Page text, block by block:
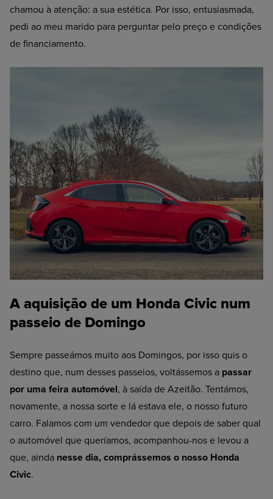
chamou à atenção: a sua estética. Por isso, entusiasmada,
pedi ao meu marido para perguntar pelo preço e condições
de financiamento.
A aquisição de um Honda Civic num
passeio de Domingo
Sempre passeámos muito aos Domingos, por isso quis o
destino que, num desses passeios, voltássemos a passar
por uma feira automóvel, à saída de Azeitão. Tentámos,
novamente, a nossa sorte e lá estava ele, o nosso futuro
carro. Falamos com um vendedor que depois de saber qual
o automóvel que queríamos, acompanhou-nos e levou a
que, ainda nesse dia, comprássemos o nosso Honda
Civic.